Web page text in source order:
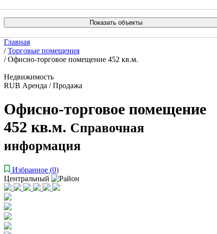
Главная
/ Торговые помещения
/ Офисно-торговое помещение 452 кв.м.
Недвижимость
RUB Аренда / Продажа
Офисно-торговое помещение
452 кв.м. Справочная
информация
Избранное (0)
Центральный